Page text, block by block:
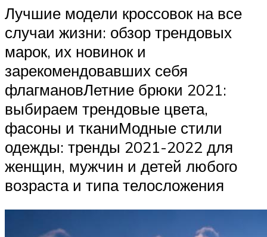
Лучшие модели кроссовок на все
случаи жизни: обзор трендовых
марок, их новинок и
зарекомендовавших себя
флагмановЛетние брюки 2021:
выбираем трендовые цвета,
фасоны и тканиМодные стили
одежды: тренды 2021-2022 для
женщин, мужчин и детей любого
возраста и типа телосложения